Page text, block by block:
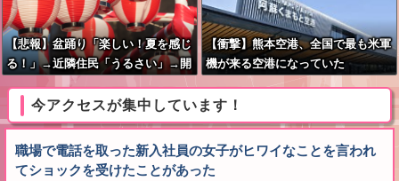
【悲報】盆踊り「楽しい！夏を感じ
る！」→近隣住民「うるさい」→開
【衝撃】熊本空港、全国で最も米軍
機が来る空港になっていた
今アクセスが集中しています！
職場で電話を取った新入社員の女子がヒワイなことを言われ
てショックを受けたことがあった